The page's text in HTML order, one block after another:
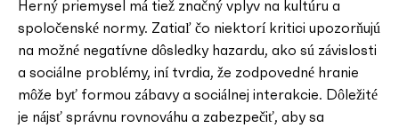
Herný priemysel má tiež značný vplyv na kultúru a
spoločenské normy. Zatiaľ čo niektorí kritici upozorňujú
na možné negatívne dôsledky hazardu, ako sú závislosti
a sociálne problémy, iní tvrdia, že zodpovedné hranie
môže byť formou zábavy a sociálnej interakcie. Dôležité
je nájsť správnu rovnováhu a zabezpečiť, aby sa